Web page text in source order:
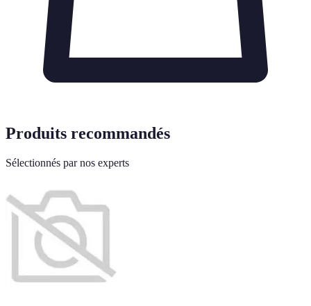
Produits recommandés
Sélectionnés par nos experts